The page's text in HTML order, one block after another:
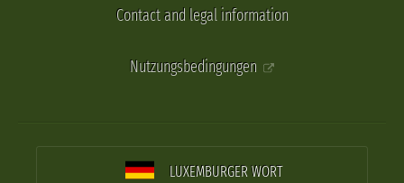
Contact and legal information
Nutzungsbedingungen
LUXEMBURGER WORT